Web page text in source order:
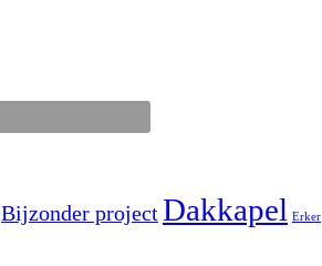
Bijzonder projectDakkapel Erker